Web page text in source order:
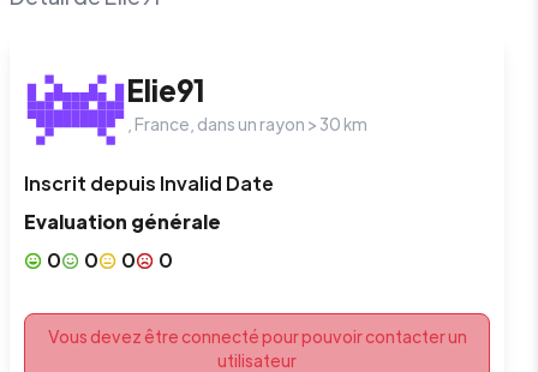
Elie91
France , dans un rayon > 30 km
Inscrit depuis Invalid Date
Evaluation générale
0
0 0 0
Vous devez être connecté pour pouvoir contacter un
utilisateur